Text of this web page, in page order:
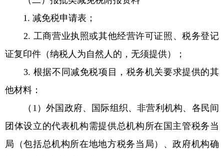
1. 减免税申请表；
2. 工商营业执照或其他经营许可证照、税务登记
证复印件（纳税人为自然人的，无须提供）；
3. 根据不同减免税项目，税务机关要求提供的其
他材料：
（1）外国政府、国际组织、非营利机构、各民间
团体设立的代表机构需提供总机构所在国主管税务当
局（包括总机构所在地地方税务当局）、政府机构确